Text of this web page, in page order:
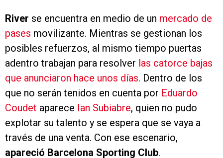
River se encuentra en medio de un mercado de
pases movilizante. Mientras se gestionan los
posibles refuerzos, al mismo tiempo puertas
adentro trabajan para resolver las catorce bajas
que anunciaron hace unos días. Dentro de los
que no serán tenidos en cuenta por Eduardo
Coudet aparece Ian Subiabre, quien no pudo
explotar su talento y se espera que se vaya a
través de una venta. Con ese escenario,
apareció Barcelona Sporting Club.